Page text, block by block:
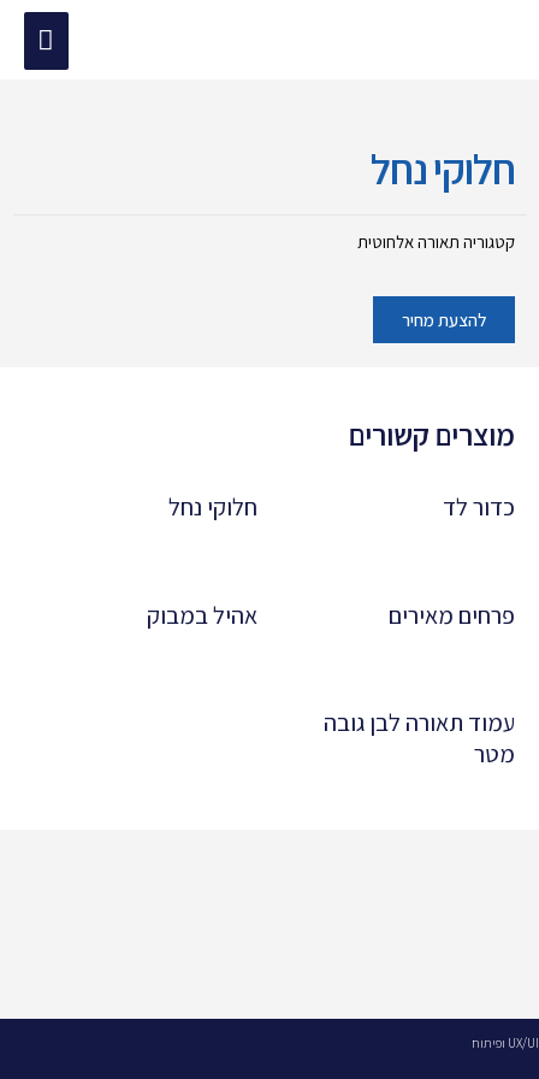
ראשי
חלוקי נחל
קטגוריה תאורה אלחוטית
להצעת מחיר
מוצרים קשורים
כדור לד חלוקי נחל
פרחים מאירים אהיל במבוק
עמוד תאורה לבן גובה
מטר
UX/UI ופיתוח